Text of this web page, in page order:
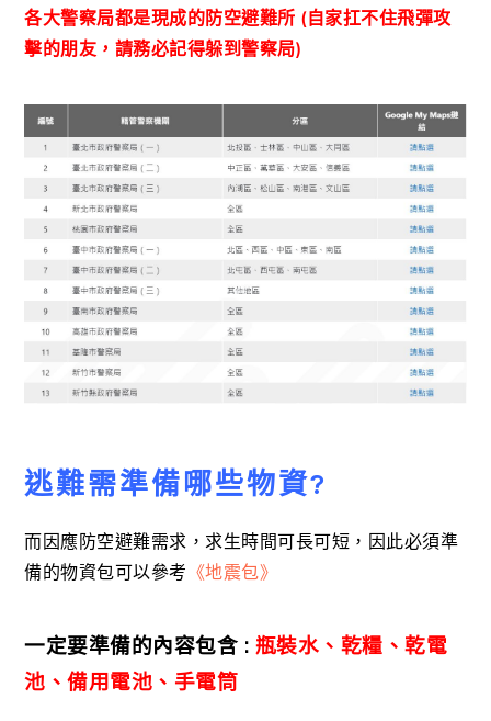
各大警察局都是現成的防空避難所 (自家扛不住飛彈攻
擊的朋友，請務必記得躲到警察局)
逃難需準備哪些物資?
而因應防空避難需求，求生時間可長可短，因此必須準
備的物資包可以參考 《地震包》
一定要準備的內容包含 : 瓶裝水、乾糧、乾電
池、備用電池、手電筒